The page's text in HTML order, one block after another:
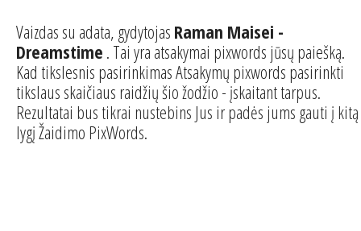
Vaizdas su adata, gydytojas Raman Maisei -
Dreamstime . Tai yra atsakymai pixwords jūsų paiešką.
Kad tikslesnis pasirinkimas Atsakymų pixwords pasirinkti
tikslaus skaičiaus raidžių šio žodžio - įskaitant tarpus.
Rezultatai bus tikrai nustebins Jus ir padės jums gauti į kitą
lygį Žaidimo PixWords.